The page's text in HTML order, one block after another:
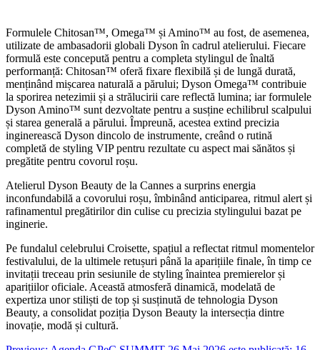
Formulele Chitosan™, Omega™ și Amino™ au fost, de asemenea,
utilizate de ambasadorii globali Dyson în cadrul atelierului. Fiecare
formulă este concepută pentru a completa stylingul de înaltă
performanță: Chitosan™ oferă fixare flexibilă și de lungă durată,
menținând mișcarea naturală a părului; Dyson Omega™ contribuie
la sporirea netezimii și a strălucirii care reflectă lumina; iar formulele
Dyson Amino™ sunt dezvoltate pentru a susține echilibrul scalpului
și starea generală a părului. Împreună, acestea extind precizia
inginerească Dyson dincolo de instrumente, creând o rutină
completă de styling VIP pentru rezultate cu aspect mai sănătos și
pregătite pentru covorul roșu.
Atelierul Dyson Beauty de la Cannes a surprins energia
inconfundabilă a covorului roșu, îmbinând anticiparea, ritmul alert și
rafinamentul pregătirilor din culise cu precizia stylingului bazat pe
inginerie.
Pe fundalul celebrului Croisette, spațiul a reflectat ritmul momentelor
festivalului, de la ultimele retușuri până la aparițiile finale, în timp ce
invitații treceau prin sesiunile de styling înaintea premierelor și
aparițiilor oficiale. Această atmosferă dinamică, modelată de
expertiza unor stiliști de top și susținută de tehnologia Dyson
Beauty, a consolidat poziția Dyson Beauty la intersecția dintre
inovație, modă și cultură.